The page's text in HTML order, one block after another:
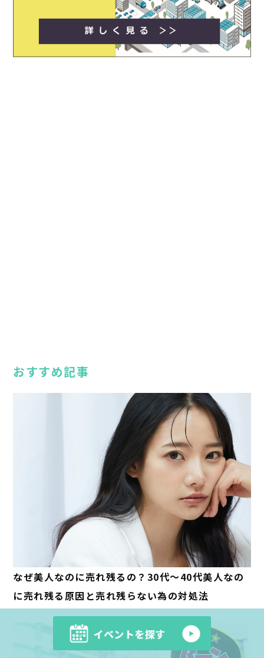
おすすめ記事
なぜ美人なのに売れ残るの？30代～40代美人なの
に売れ残る原因と売れ残らない為の対処法